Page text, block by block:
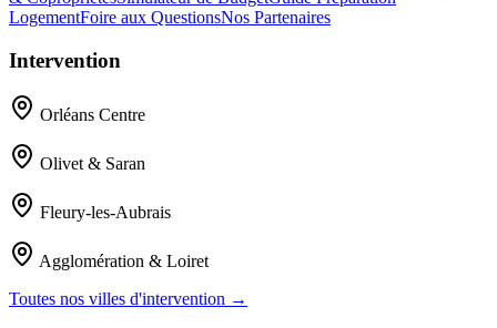
LogementFoire aux QuestionsNos Partenaires
Intervention
Orléans Centre
Olivet & Saran
Fleury-les-Aubrais
Agglomération & Loiret
Toutes nos villes d'intervention →